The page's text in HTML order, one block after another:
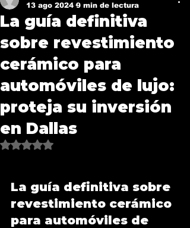
La guía definitiva
sobre revestimiento
cerámico para
automóviles de lujo:
proteja su inversión
en Dallas
13 ago 2024 9 min de lectura
Obtuvo NaN de 5 estrellas.
La guía definitiva sobre
revestimiento cerámico
para automóviles de